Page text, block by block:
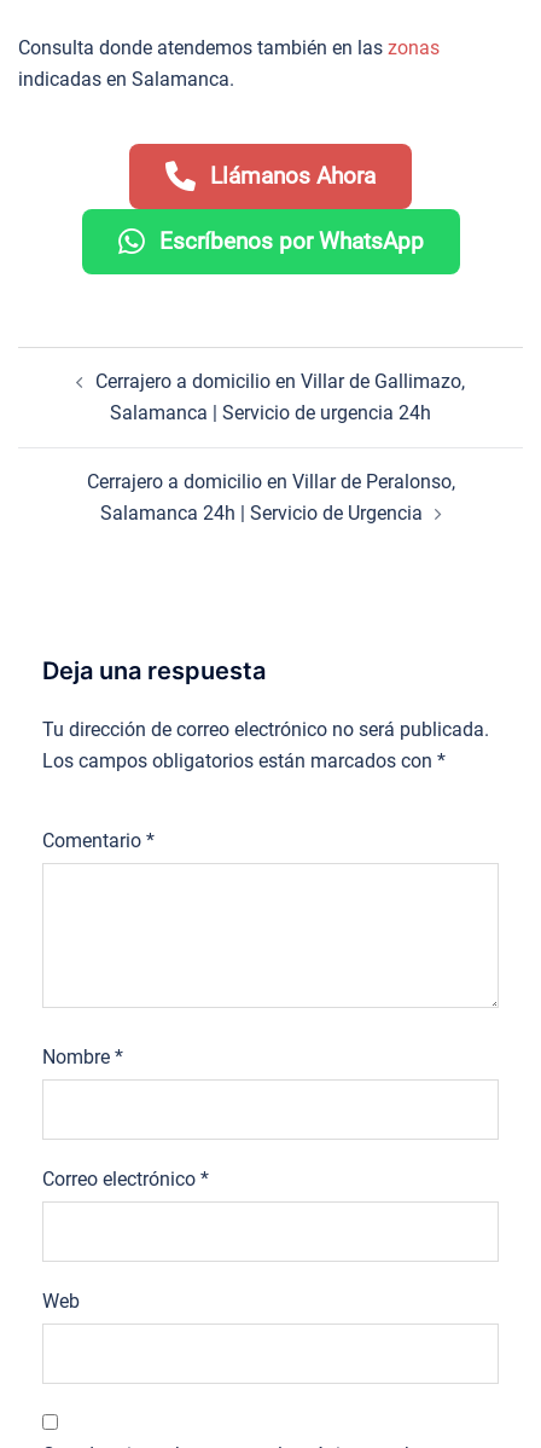
Consulta donde atendemos también en las zonas
indicadas en Salamanca.
Llámanos Ahora
Escríbenos por WhatsApp
entradas
Cerrajero a domicilio en Villar de Gallimazo,
Salamanca | Servicio de urgencia 24h
Cerrajero a domicilio en Villar de Peralonso,
Salamanca 24h | Servicio de Urgencia
Deja una respuesta
Tu dirección de correo electrónico no será publicada.
Los campos obligatorios están marcados con *
Comentario *
Nombre *
Correo electrónico *
Web